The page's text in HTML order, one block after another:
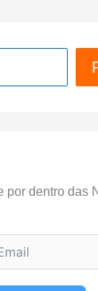
por dentro das